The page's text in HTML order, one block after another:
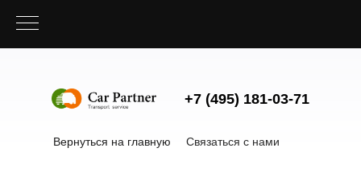
Вернуться на главную Связаться с нами
+7 (495) 181-03-71